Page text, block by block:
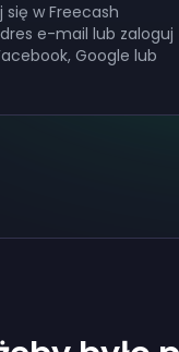
się w Freecash
e-mail lub zaloguj
Google lub